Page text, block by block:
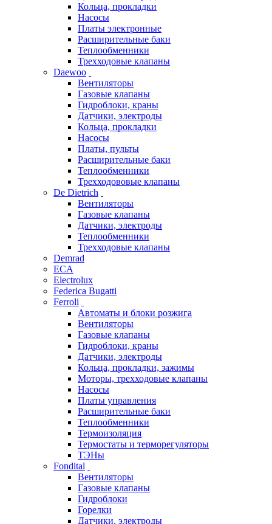
Кольца, прокладки
Насосы
Платы электронные
Расширительные баки
Теплообменники
Трехходовые клапаны
Daewoo
Вентиляторы
Газовые клапаны
Гидроблоки, краны
Датчики, электроды
Кольца, прокладки
Насосы
Платы, пульты
Расширительные баки
Теплообменники
Трехходововые клапаны
De Dietrich
Вентиляторы
Газовые клапаны
Датчики, электроды
Теплообменники
Трехходовые клапаны
Demrad
ECA
Electrolux
Federica Bugatti
Ferroli
Автоматы и блоки розжига
Вентиляторы
Газовые клапаны
Гидроблоки, краны
Датчики, электроды
Кольца, прокладки, зажимы
Моторы, трехходовые клапаны
Насосы
Платы управления
Расширительные баки
Теплообменники
Термоизоляция
Термостаты и терморегуляторы
ТЭНы
Fondital
Вентиляторы
Газовые клапаны
Гидроблоки
Горелки
Датчики, электроды